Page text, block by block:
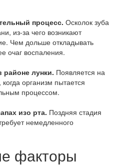
процесс. Осколок зуба
из-за чего возникают
Чем дольше откладывать
очаг воспаления.
районе лунки. Появляется на
организм пытается
процессом.
изо рта. Поздняя стадия
немедленного
факторы